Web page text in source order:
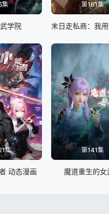
集
学院
第161集
集
动态漫画
第141集
魔道重生的女